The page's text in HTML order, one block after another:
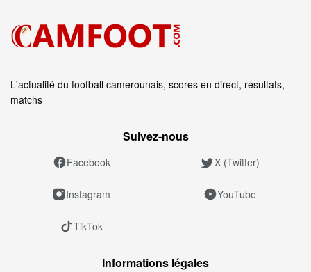
L'actualité du football camerounais, scores en direct, résultats,
matchs
Suivez‑nous
Facebook X (Twitter)
Instagram YouTube
TikTok
Informations légales